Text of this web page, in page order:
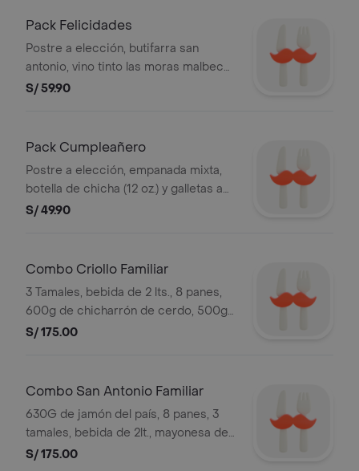
Pack Felicidades
Postre a elección, butifarra san
antonio, vino tinto las moras malbec
(187 ml). incluye topper de felicidades,
S/ 59.90
Pack Cumpleañero
Postre a elección, empanada mixta,
botella de chicha (12 oz.) y galletas a
granel (90g). incluye topper de
producto).
S/ 49.90
Combo Criollo Familiar
3 Tamales, bebida de 2 lts., 8 panes,
600g de chicharrón de cerdo, 500g
de camote frito, 450g de salsa criolla
S/ 175.00
Combo San Antonio Familiar
630G de jamón del país, 8 panes, 3
tamales, bebida de 2lt., mayonesa de
la casa (250g) y salsa de cebolla
S/ 175.00